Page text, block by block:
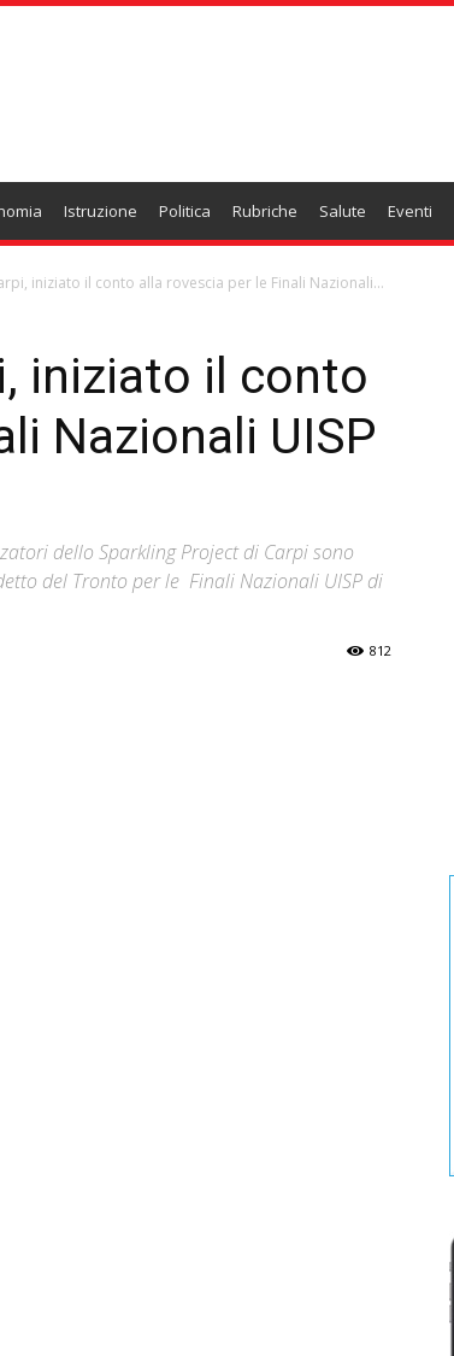
Istruzione Politica Rubriche Salute Eventi
iniziato il conto alla rovescia per le Finali Nazionali...
iniziato il conto
Nazionali UISP
dello Sparkling Project di Carpi sono
del Tronto per le Finali Nazionali UISP di
812